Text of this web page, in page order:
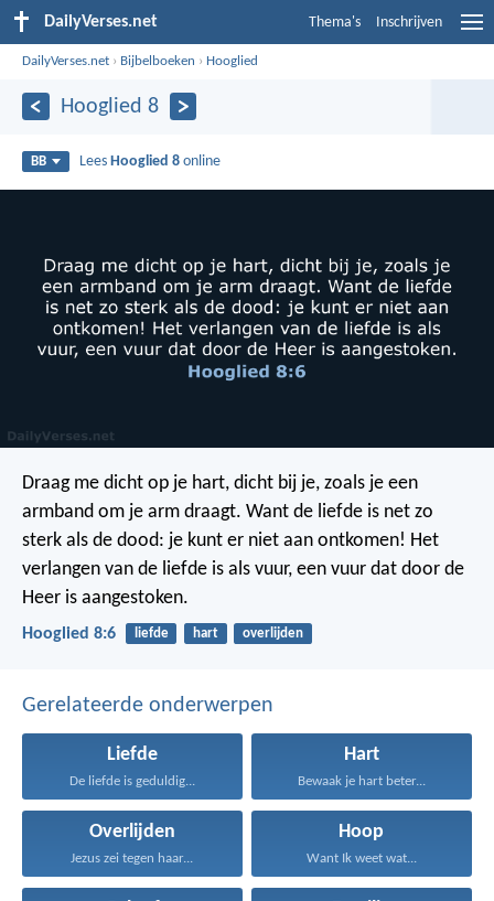
DailyVerses.net Thema's Inschrijven
DailyVerses.net › Bijbelboeken › Hooglied
Hooglied 8
BB Lees Hooglied 8 online
Draag me dicht op je hart, dicht bij je, zoals je een
armband om je arm draagt. Want de liefde is net zo
sterk als de dood: je kunt er niet aan ontkomen! Het
verlangen van de liefde is als vuur, een vuur dat door de
Heer is aangestoken.
Hooglied 8:6 liefde hart overlijden
Gerelateerde onderwerpen
Liefde
De liefde is geduldig...
Hart
Bewaak je hart beter...
Overlijden
Jezus zei tegen haar...
Hoop
Want Ik weet wat...